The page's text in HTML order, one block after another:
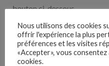
bouton ci-dessous.
Nos
Nous utilisons des cookies
offrir l'expérience la plus
préférences et les visites
«Accepter», vous
cookies.